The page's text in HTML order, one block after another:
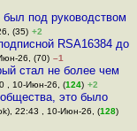
под руководством
(35) +2
RSA16384 до
26, (70) –1
стал не более чем
, 10-Июн-26, (124) +2
это было
22:43 , 10-Июн-26, (128)